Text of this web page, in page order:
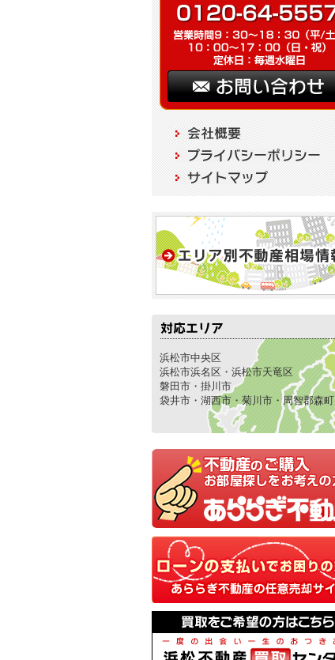
浜松市中央区
浜松市浜名区・浜松市天竜区
磐田市・掛川市
袋井市・湖西市・菊川市・周智郡森町